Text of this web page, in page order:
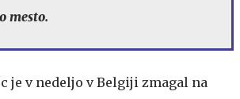
mesto.